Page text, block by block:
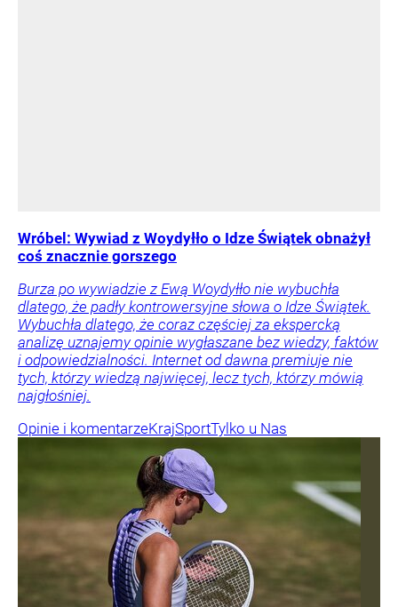
Wróbel: Wywiad z Woydyłło o Idze Świątek obnażył
coś znacznie gorszego
Burza po wywiadzie z Ewą Woydyłło nie wybuchła
dlatego, że padły kontrowersyjne słowa o Idze Świątek.
Wybuchła dlatego, że coraz częściej za ekspercką
analizę uznajemy opinie wygłaszane bez wiedzy, faktów
i odpowiedzialności. Internet od dawna premiuje nie
tych, którzy wiedzą najwięcej, lecz tych, którzy mówią
najgłośniej.
Opinie i komentarzeKrajSportTylko u Nas